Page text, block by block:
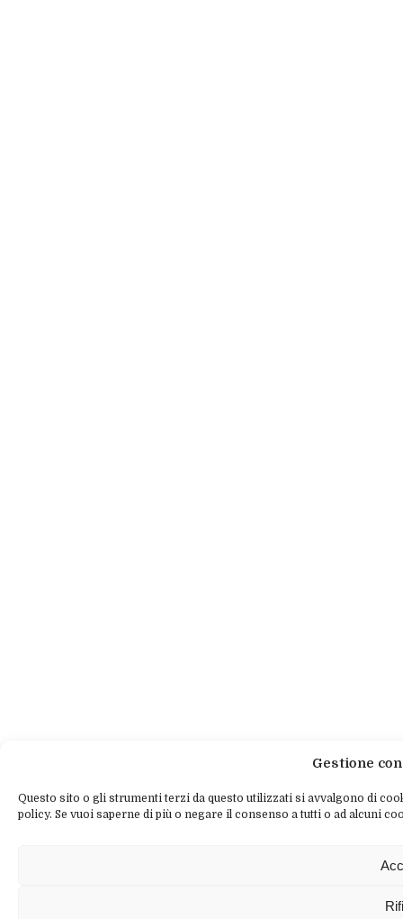
Gestione
Questo sito o gli strumenti terzi da questo utilizzati si avvalgono di
policy. Se vuoi saperne di più o negare il consenso a tutti o ad alcuni